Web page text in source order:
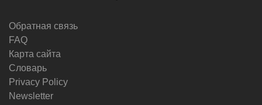
Обратная связь
FAQ
Карта сайта
Словарь
Privacy Policy
Newsletter